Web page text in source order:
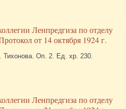
Ленпредгиза по отделу
от 14 октября 1924 г.
Оп. 2. Ед. хр. 230.
Ленпредгиза по отделу